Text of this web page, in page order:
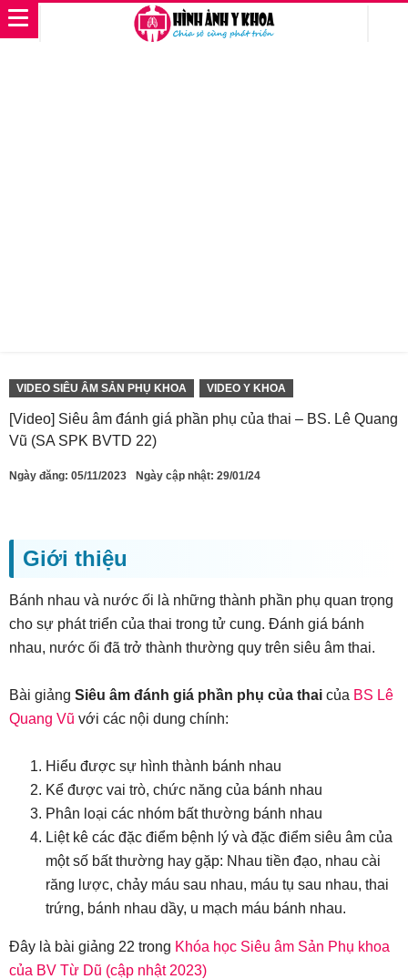
VIDEO SIÊU ÂM SẢN PHỤ KHOA VIDEO Y KHOA
[Video] Siêu âm đánh giá phần phụ của thai – BS. Lê Quang
Vũ (SA SPK BVTD 22)
Ngày đăng: 05/11/2023 Ngày cập nhật: 29/01/24
Giới thiệu
Bánh nhau và nước ối là những thành phần phụ quan trọng
cho sự phát triển của thai trong tử cung. Đánh giá bánh
nhau, nước ối đã trở thành thường quy trên siêu âm thai.
Bài giảng Siêu âm đánh giá phần phụ của thai của BS Lê
Quang Vũ với các nội dung chính:
Hiểu được sự hình thành bánh nhau
Kể được vai trò, chức năng của bánh nhau
Phân loại các nhóm bất thường bánh nhau
Liệt kê các đặc điểm bệnh lý và đặc điểm siêu âm của
một số bất thường hay gặp: Nhau tiền đạo, nhau cài
răng lược, chảy máu sau nhau, máu tụ sau nhau, thai
trứng, bánh nhau dầy, u mạch máu bánh nhau.
Đây là bài giảng 22 trong Khóa học Siêu âm Sản Phụ khoa
của BV Từ Dũ (cập nhật 2023)